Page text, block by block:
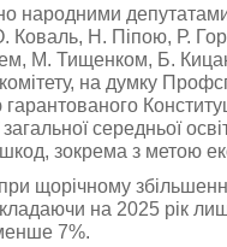
народними
Коваль, Н. Піпою, Р.
М. Тищенком, Б.
на думку
середньої
зокрема з метою
щорічному
на 2025 рік
7%.